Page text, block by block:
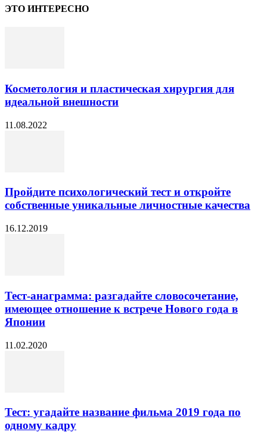
ЭТО ИНТЕРЕСНО
Косметология и пластическая хирургия для
идеальной внешности
11.08.2022
Пройдите психологический тест и откройте
собственные уникальные личностные качества
16.12.2019
Тест-анаграмма: разгадайте словосочетание,
имеющее отношение к встрече Нового года в
Японии
11.02.2020
Тест: угадайте название фильма 2019 года по
одному кадру